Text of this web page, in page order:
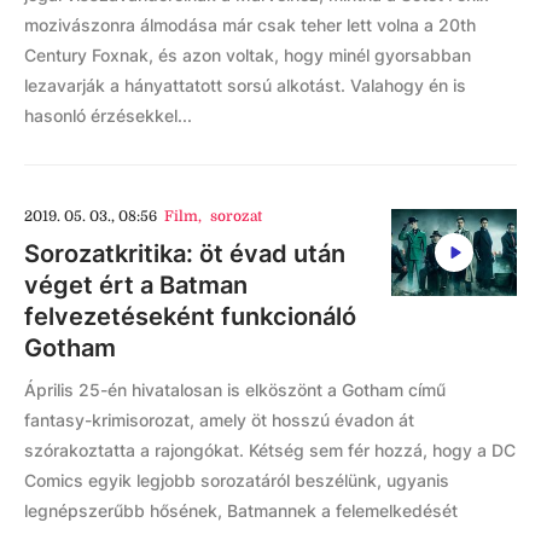
mozivászonra álmodása már csak teher lett volna a 20th
Century Foxnak, és azon voltak, hogy minél gyorsabban
lezavarják a hányattatott sorsú alkotást. Valahogy én is
hasonló érzésekkel...
2019. 05. 03., 08:56 Film, sorozat
Sorozatkritika: öt évad után
véget ért a Batman
felvezetéseként funkcionáló
Gotham
Április 25-én hivatalosan is elköszönt a Gotham című
fantasy-krimisorozat, amely öt hosszú évadon át
szórakoztatta a rajongókat. Kétség sem fér hozzá, hogy a DC
Comics egyik legjobb sorozatáról beszélünk, ugyanis
legnépszerűbb hősének, Batmannek a felemelkedését